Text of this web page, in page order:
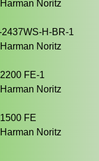
Noritz
H-BR-1
Noritz
FE-1
Noritz
FE
Noritz